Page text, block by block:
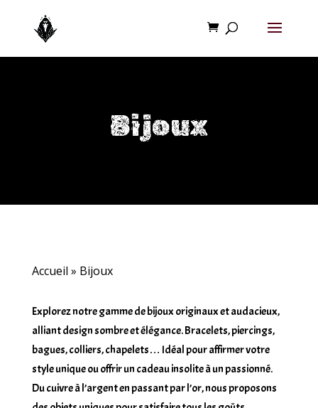
Bijoux
Accueil » Bijoux
Explorez notre gamme de bijoux originaux et audacieux,
alliant design sombre et élégance. Bracelets, piercings,
bagues, colliers, chapelets… Idéal pour affirmer votre
style unique ou offrir un cadeau insolite à un passionné.
Du cuivre à l’argent en passant par l’or, nous proposons